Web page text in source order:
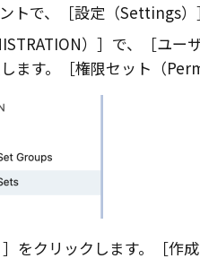
トで、 設定（Settings）
）
で、 ユー
ます。 権限セット（
をクリックします。 作